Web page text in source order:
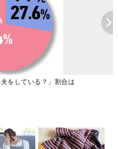
をしている？」割合は